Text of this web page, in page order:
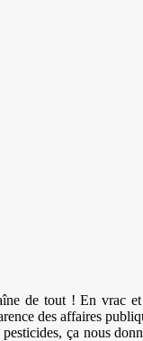
de tout ! En vrac
des affaires
ça nous